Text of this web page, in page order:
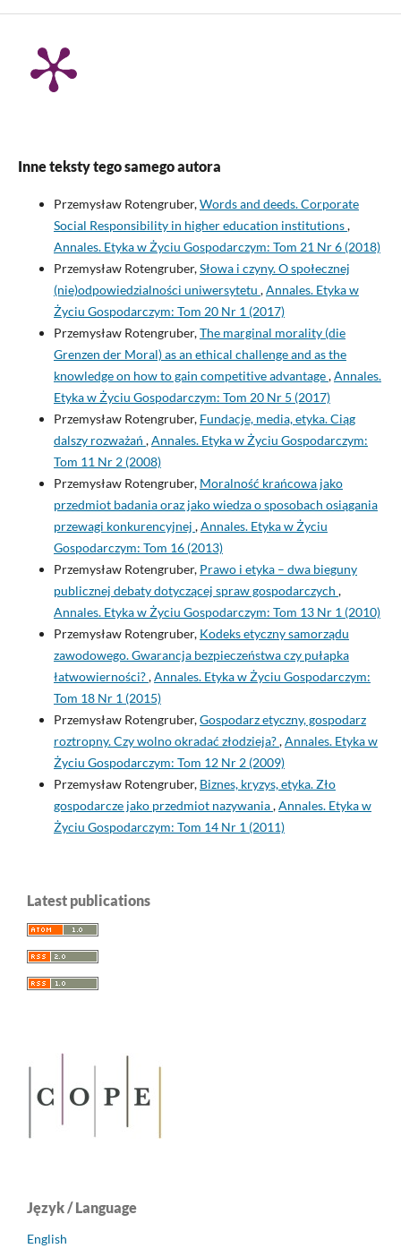
Inne teksty tego samego autora
Przemysław Rotengruber,Words and deeds. Corporate
Social Responsibility in higher education institutions,
Annales. Etyka w Życiu Gospodarczym: Tom 21 Nr 6 (2018)
Przemysław Rotengruber,Słowa i czyny. O społecznej
(nie)odpowiedzialności uniwersytetu ,Annales. Etyka w
Życiu Gospodarczym: Tom 20 Nr 1 (2017)
Przemysław Rotengruber,The marginal morality (die
Grenzen der Moral) as an ethical challenge and as the
knowledge on how to gain competitive advantage,Annales.
Etyka w Życiu Gospodarczym: Tom 20 Nr 5 (2017)
Przemysław Rotengruber, Fundacje, media, etyka. Ciąg
dalszy rozważań ,Annales. Etyka w Życiu Gospodarczym:
Tom 11 Nr 2 (2008)
Przemysław Rotengruber, Moralność krańcowa jako
przedmiot badania oraz jako wiedza o sposobach osiągania
przewagi konkurencyjnej ,Annales. Etyka w Życiu
Gospodarczym: Tom 16 (2013)
Przemysław Rotengruber, Prawo i etyka – dwa bieguny
publicznej debaty dotyczącej spraw gospodarczych ,
Annales. Etyka w Życiu Gospodarczym: Tom 13 Nr 1 (2010)
Przemysław Rotengruber, Kodeks etyczny samorządu
zawodowego. Gwarancja bezpieczeństwa czy pułapka
łatwowierności?,Annales. Etyka w Życiu Gospodarczym:
Tom 18 Nr 1 (2015)
Przemysław Rotengruber,Gospodarz etyczny, gospodarz
roztropny. Czy wolno okradać złodzieja?,Annales. Etyka w
Życiu Gospodarczym: Tom 12 Nr 2 (2009)
Przemysław Rotengruber, Biznes, kryzys, etyka. Zło
gospodarcze jako przedmiot nazywania,Annales. Etyka w
Życiu Gospodarczym: Tom 14 Nr 1 (2011)
Latest publications
Język / Language
English